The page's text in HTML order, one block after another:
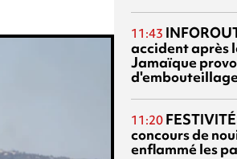
11:43
accident après
Jamaïque
11:20
concours de
enflammé les